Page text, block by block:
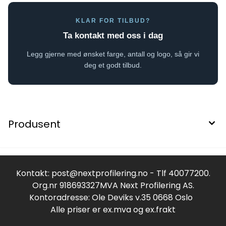
KLAR FOR TILBUD?
Ta kontakt med oss i dag
Legg gjerne med ønsket farge, antall og logo, så gir vi
deg et godt tilbud.
Produsent
Kontakt: post@nextprofilering.no - Tlf 40077200.
Org.nr 918693327MVA Next Profilering AS.
Kontoradresse: Ole Deviks v.35 0668 Oslo
Alle priser er ex.mva og ex.frakt